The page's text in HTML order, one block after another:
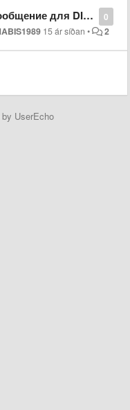
0
кроме как через системный телефон
15 ár síðan • 2
by UserEcho